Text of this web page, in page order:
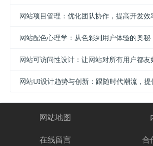
网站项目管理：优化团队协作，提高开发效
网站配色心理学：从色彩到用户体验的奥秘
网站可访问性设计：让网站对所有用户都友
网站UI设计趋势与创新：跟随时代潮流，提
网站地图
在线留言 合